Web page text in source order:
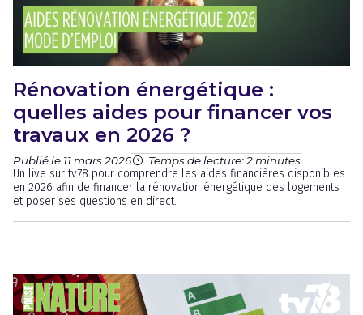
Rénovation énergétique :
quelles aides pour financer vos
travaux en 2026 ?
Publié le 11 mars 2026 Temps de lecture: 2 minutes
Un live sur tv78 pour comprendre les aides financières disponibles
en 2026 afin de financer la rénovation énergétique des logements
et poser ses questions en direct.